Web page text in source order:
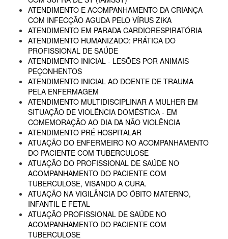
ATENDIMENTO E ACOMPANHAMENTO DA CRIANÇA
COM INFECÇÃO AGUDA PELO VÍRUS ZIKA
ATENDIMENTO EM PARADA CARDIORESPIRATÓRIA
ATENDIMENTO HUMANIZADO: PRÁTICA DO
PROFISSIONAL DE SAÚDE
ATENDIMENTO INICIAL - LESÕES POR ANIMAIS
PEÇONHENTOS
ATENDIMENTO INICIAL AO DOENTE DE TRAUMA
PELA ENFERMAGEM
ATENDIMENTO MULTIDISCIPLINAR A MULHER EM
SITUAÇÃO DE VIOLÊNCIA DOMÉSTICA - EM
COMEMORAÇÃO AO DIA DA NÃO VIOLÊNCIA
ATENDIMENTO PRÉ HOSPITALAR
ATUAÇÃO DO ENFERMEIRO NO ACOMPANHAMENTO
DO PACIENTE COM TUBERCULOSE
ATUAÇÃO DO PROFISSIONAL DE SAÚDE NO
ACOMPANHAMENTO DO PACIENTE COM
TUBERCULOSE, VISANDO A CURA.
ATUAÇÃO NA VIGILÂNCIA DO ÓBITO MATERNO,
INFANTIL E FETAL
ATUAÇÃO PROFISSIONAL DE SAÚDE NO
ACOMPANHAMENTO DO PACIENTE COM
TUBERCULOSE